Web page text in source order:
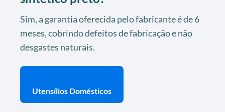
Sim, a garantia oferecida pelo fabricante é de 6
meses, cobrindo defeitos de fabricação e não
desgastes naturais.
Utensílios Domésticos